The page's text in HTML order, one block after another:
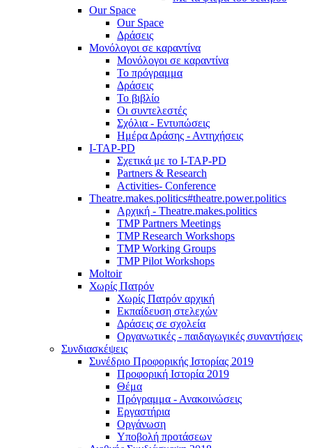
Our Space
Our Space
Δράσεις
Μονόλογοι σε καραντίνα
Μονόλογοι σε καραντίνα
Το πρόγραμμα
Δράσεις
Το βιβλίο
Οι συντελεστές
Σχόλια - Εντυπώσεις
Ημέρα Δράσης - Αντηχήσεις
I-TAP-PD
Σχετικά με το I-TAP-PD
Partners & Research
Activities- Conference
Theatre.makes.politics#theatre.power.politics
Αρχική - Theatre.makes.politics
TMP Partners Meetings
TMP Research Workshops
TMP Working Groups
TMP Pilot Workshops
Moltoir
Χωρίς Πατρόν
Χωρίς Πατρόν αρχική
Εκπαίδευση στελεχών
Δράσεις σε σχολεία
Οργανωτικές - παιδαγωγικές συναντήσεις
Συνδιασκέψεις
Συνέδριο Προφορικής Ιστορίας 2019
Προφορική Ιστορία 2019
Θέμα
Πρόγραμμα - Ανακοινώσεις
Εργαστήρια
Οργάνωση
Υποβολή προτάσεων